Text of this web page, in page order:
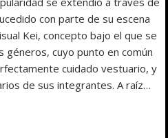
con parte de su escena
Kei, concepto bajo el que se
géneros, cuyo punto en común
cuidado vestuario, y
de sus integrantes. A raíz…